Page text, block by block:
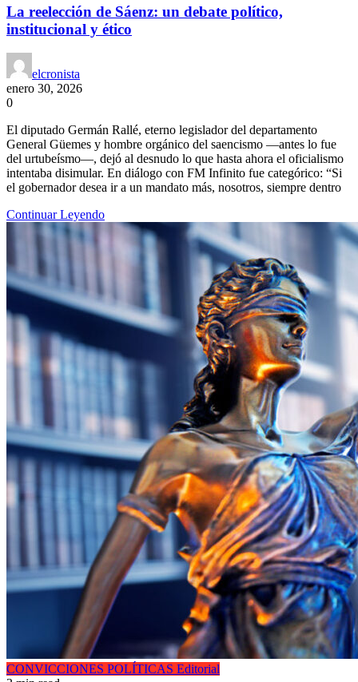
La reelección de Sáenz: un debate político,
institucional y ético
elcronista
enero 30, 2026
0
El diputado Germán Rallé, eterno legislador del departamento
General Güemes y hombre orgánico del saencismo —antes lo fue
del urtubeísmo—, dejó al desnudo lo que hasta ahora el oficialismo
intentaba disimular. En diálogo con FM Infinito fue categórico: “Si
el gobernador desea ir a un mandato más, nosotros, siempre dentro
Continuar Leyendo
CONVICCIONES POLÍTICAS Editorial